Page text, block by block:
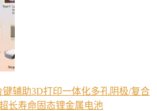
辅助3D打印一体化多孔阴极/复合
长寿命固态锂金属电池